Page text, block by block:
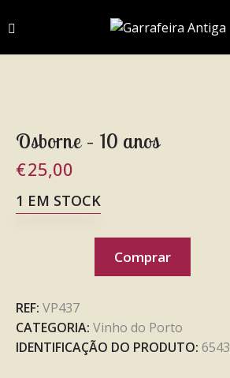
Osborne – 10 anos
€25,00
1 EM STOCK
Comprar
REF: VP437
CATEGORIA: Vinho do Porto
IDENTIFICAÇÃO DO PRODUTO: 6543